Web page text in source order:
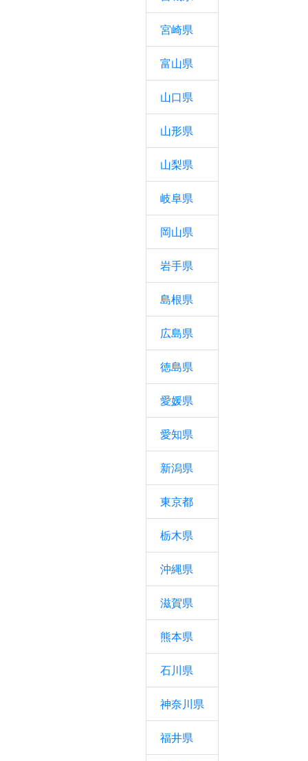
宮崎県
富山県
山口県
山形県
山梨県
岐阜県
岡山県
岩手県
島根県
広島県
徳島県
愛媛県
愛知県
新潟県
東京都
栃木県
沖縄県
滋賀県
熊本県
石川県
神奈川県
福井県